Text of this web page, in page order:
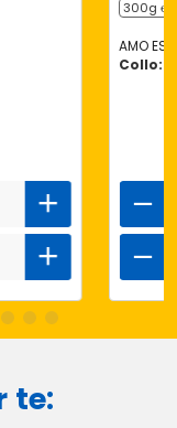
300g ℮
AMO
Collo:
te: